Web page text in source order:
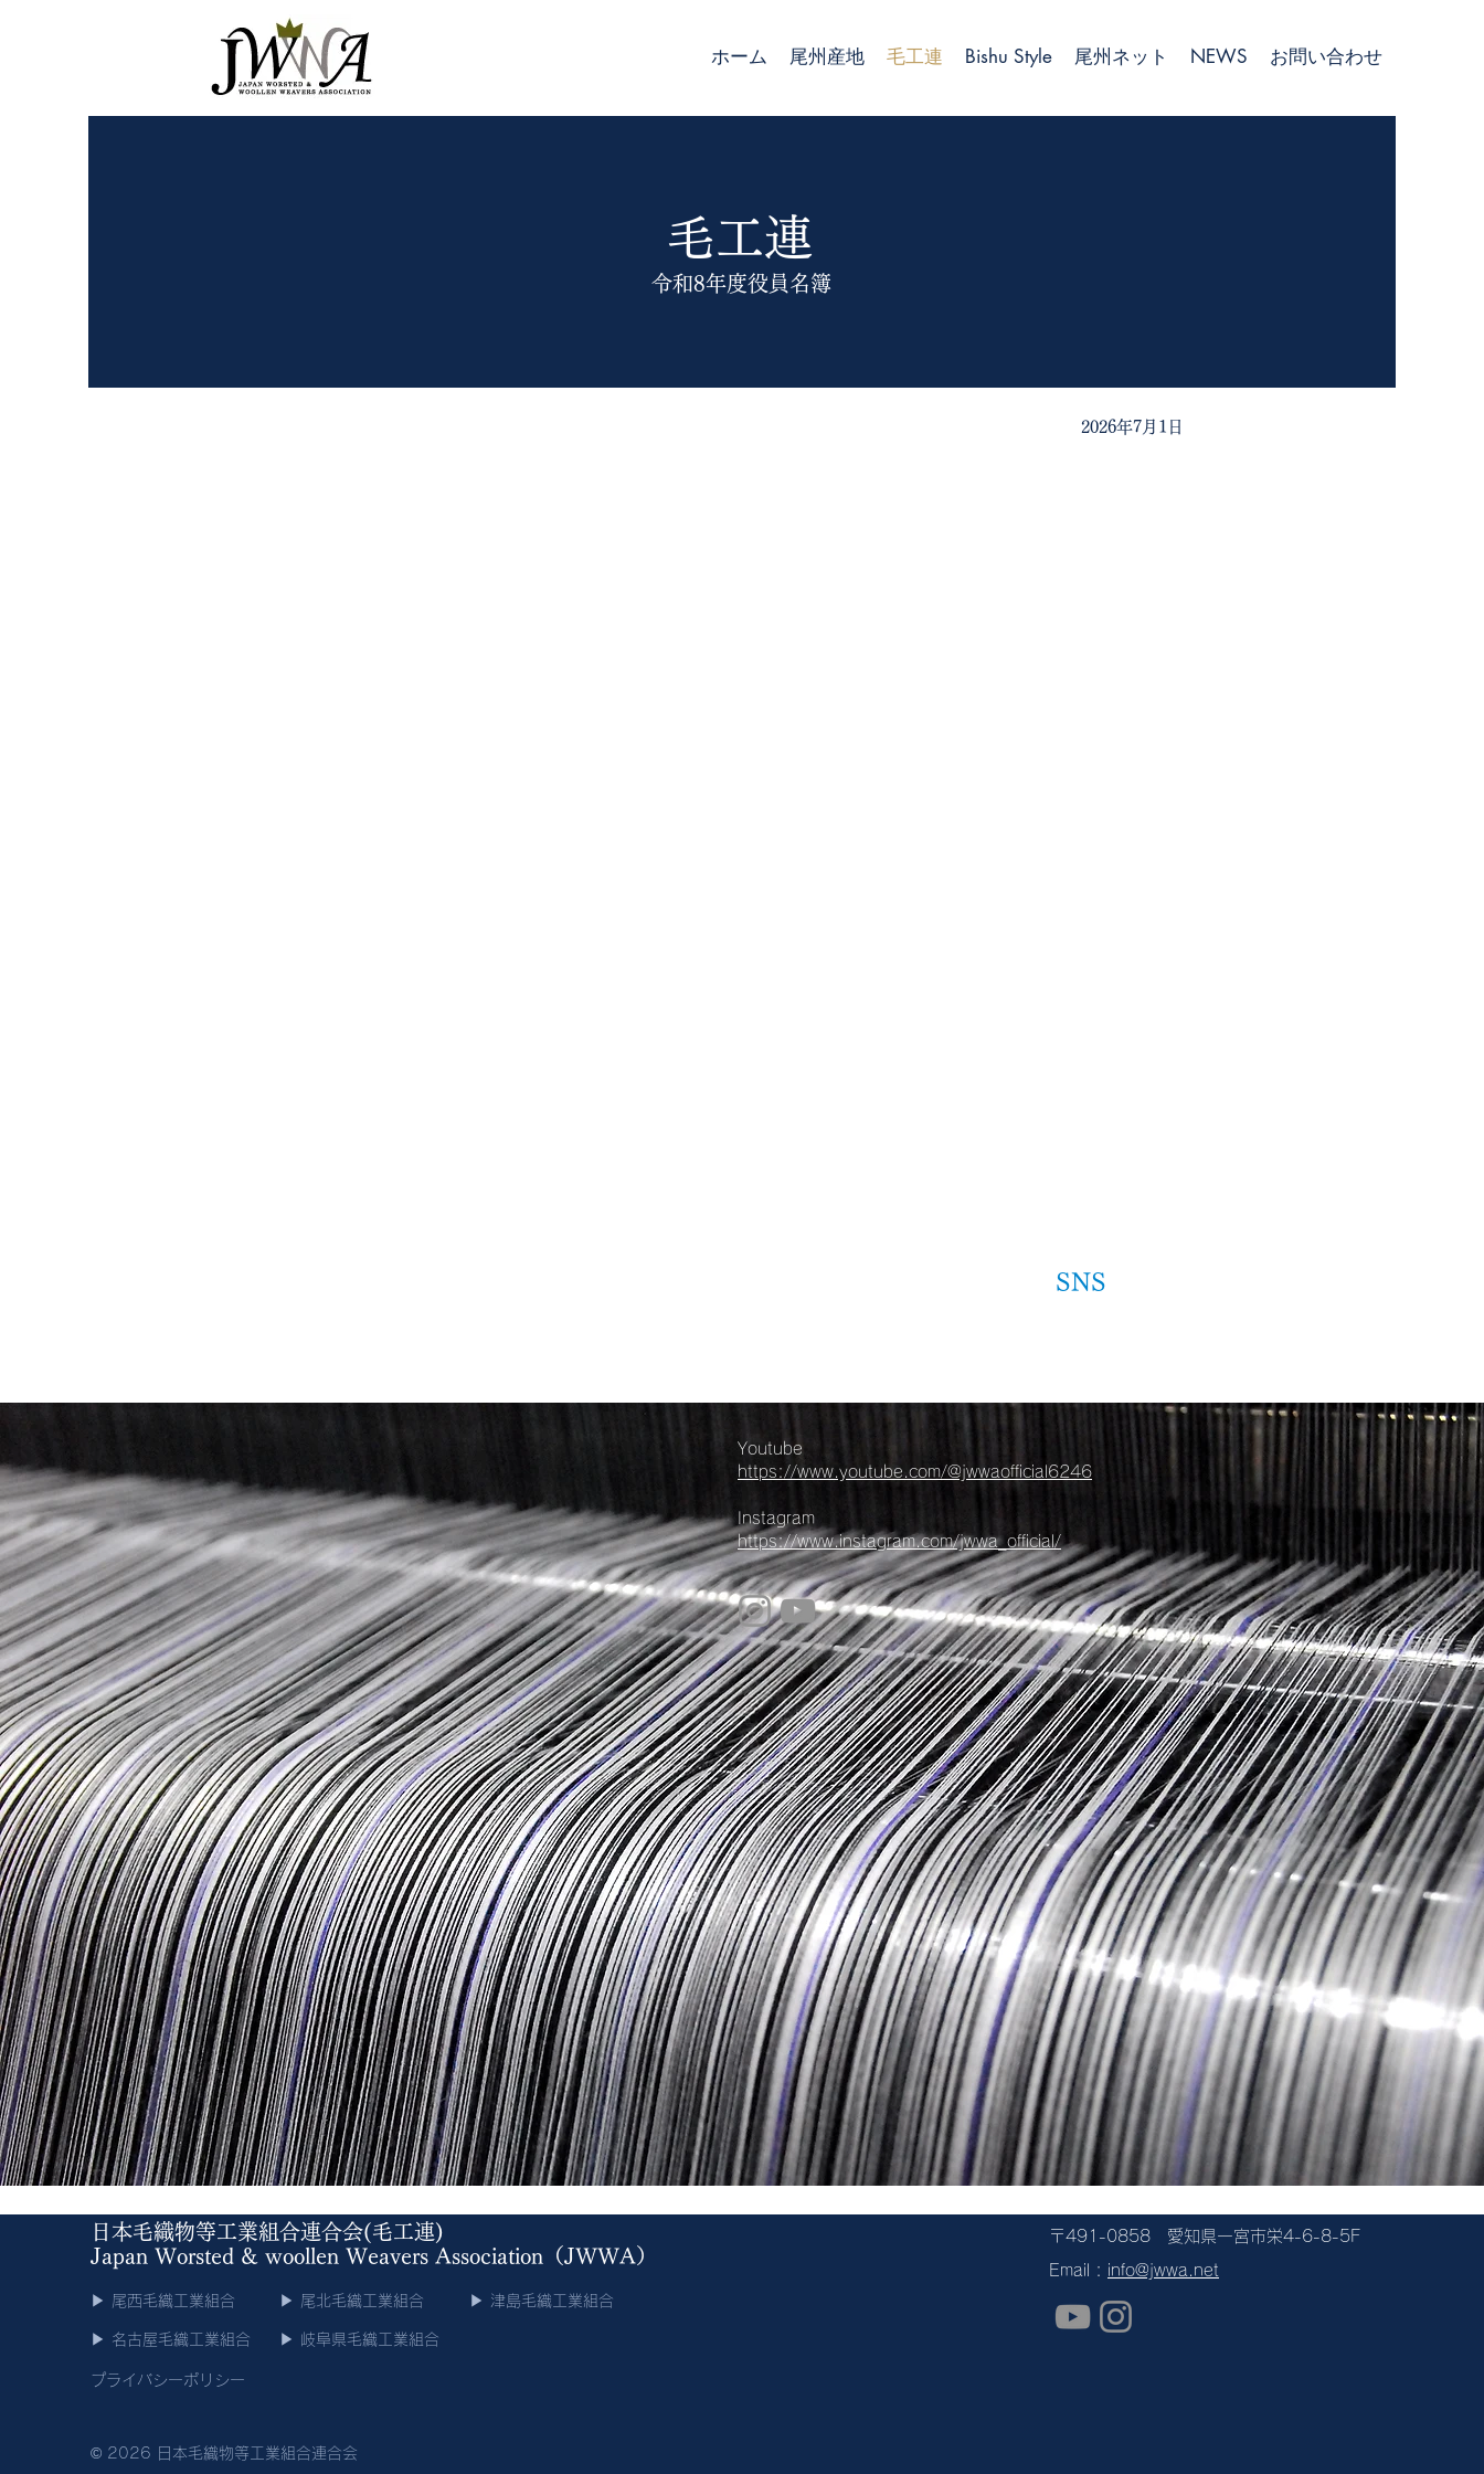
ホーム 尾州産地 毛工連 Bishu Style 尾州ネット NEWS お問い合わせ
毛工連
令和8年度役員名簿
2026年7月1日
SNS
Youtube
https://www.youtube.com/@jwwaofficial6246
Instagram
https://www.instagram.com/jwwa_official/
日本毛織物等工業組合連合会(毛工連)
Japan Worsted & woollen Weavers Association（JWWA）
▶︎ 尾西毛織工業組合 ▶︎ 尾北毛織工業組合 ▶︎ 津島毛織工業組合
▶︎ 名古屋毛織工業組合 ▶︎ 岐阜県毛織工業組合
プライバシーポリシー
© 2026 日本毛織物等工業組合連合会
〒491-0858 愛知県一宮市栄4-6-8-5F
Email : info@jwwa.net